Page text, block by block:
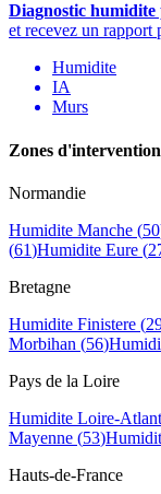
Diagnostic
et recevez un rapport
Humidite
IA
Murs
Zones d'intervention
Normandie
Humidite Manche (50
(61)Humidite Eure (
Bretagne
Humidite Finistere (
Morbihan (56)
Pays de la Loire
Humidite Loire-
Mayenne (53)
Hauts-de-France